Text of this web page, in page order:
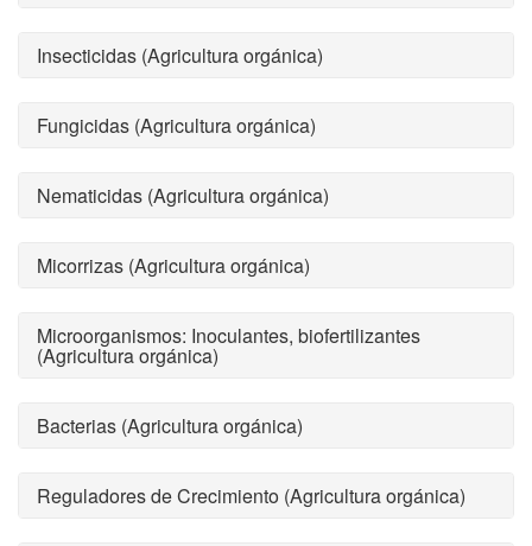
Insecticidas (Agricultura orgánica)
Fungicidas (Agricultura orgánica)
Nematicidas (Agricultura orgánica)
Micorrizas (Agricultura orgánica)
Microorganismos: Inoculantes, biofertilizantes
(Agricultura orgánica)
Bacterias (Agricultura orgánica)
Reguladores de Crecimiento (Agricultura orgánica)